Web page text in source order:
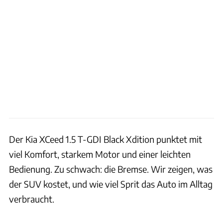
Der Kia XCeed 1.5 T-GDI Black Xdition punktet mit
viel Komfort, starkem Motor und einer leichten
Bedienung. Zu schwach: die Bremse. Wir zeigen, was
der SUV kostet, und wie viel Sprit das Auto im Alltag
verbraucht.